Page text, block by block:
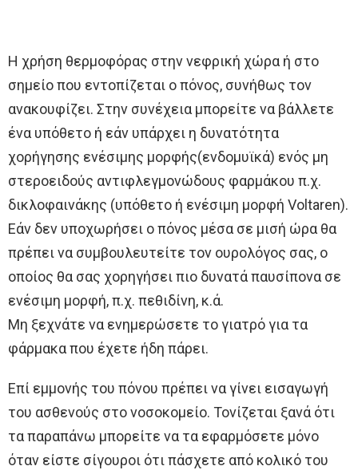
Η χρήση θερμοφόρας στην νεφρική χώρα ή στο
σημείο που εντοπίζεται ο πόνος, συνήθως τον
ανακουφίζει. Στην συνέχεια μπορείτε να βάλλετε
ένα υπόθετο ή εάν υπάρχει η δυνατότητα
χορήγησης ενέσιμης μορφής(ενδομυϊκά) ενός μη
στεροειδούς αντιφλεγμονώδους φαρμάκου π.χ.
δικλοφαινάκης (υπόθετο ή ενέσιμη μορφή Voltaren).
Εάν δεν υποχωρήσει ο πόνος μέσα σε μισή ώρα θα
πρέπει να συμβουλευτείτε τον ουρολόγος σας, ο
οποίος θα σας χορηγήσει πιο δυνατά παυσίπονα σε
ενέσιμη μορφή, π.χ. πεθιδίνη, κ.ά.
Μη ξεχνάτε να ενημερώσετε το γιατρό για τα
φάρμακα που έχετε ήδη πάρει.
Επί εμμονής του πόνου πρέπει να γίνει εισαγωγή
του ασθενούς στο νοσοκομείο. Τονίζεται ξανά ότι
τα παραπάνω μπορείτε να τα εφαρμόσετε μόνο
όταν είστε σίγουροι ότι πάσχετε από κολικό του